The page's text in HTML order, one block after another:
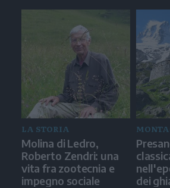
LA STORIA
Molina di Ledro,
Roberto Zendri: una
vita fra zootecnia e
impegno sociale
dei